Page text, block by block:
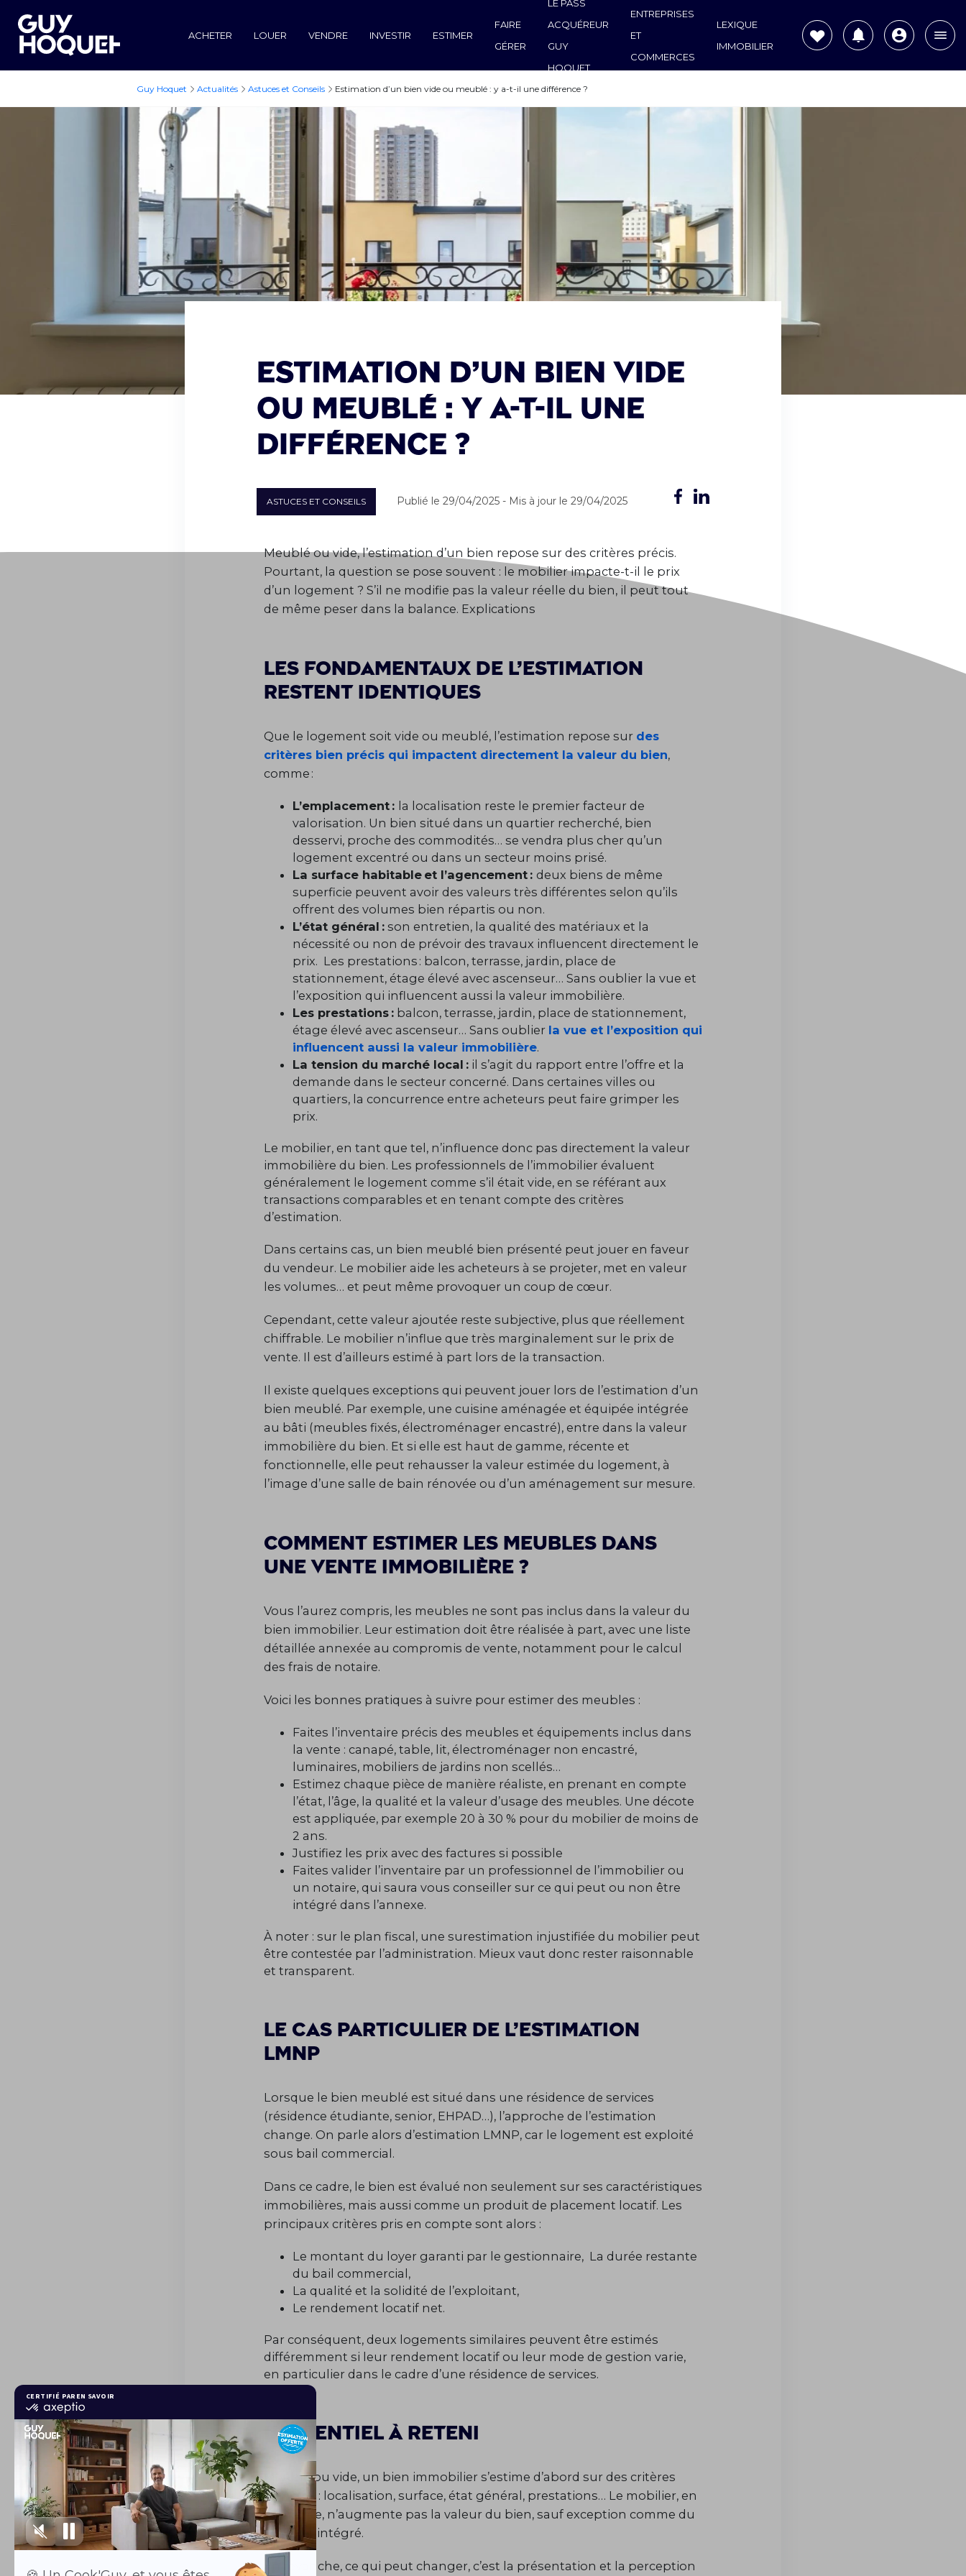
ACHETER LOUER VENDRE INVESTIR ESTIMER
FAIRE
GÉRER
LE PASS
ACQUÉREUR
GUY
HOQUET
ENTREPRISES
ET
COMMERCES
LEXIQUE
IMMOBILIER
Guy Hoquet Actualités Astuces et Conseils Estimation d’un bien vide ou meublé : y a-t-il une différence ?
Estimation d’un bien vide
ou meublé : y a-t-il une
différence ?
ASTUCES ET CONSEILS Publié le 29/04/2025 - Mis à jour le 29/04/2025
Meublé ou vide, l’estimation d’un bien repose sur des critères précis.
Pourtant, la question se pose souvent : le mobilier impacte-t-il le prix
d’un logement ? S’il ne modifie pas la valeur réelle du bien, il peut tout
de même peser dans la balance. Explications
Les fondamentaux de l’estimation
restent identiques
Que le logement soit vide ou meublé, l’estimation repose sur des
critères bien précis qui impactent directement la valeur du bien,
comme :
L’emplacement : la localisation reste le premier facteur de
valorisation. Un bien situé dans un quartier recherché, bien
desservi, proche des commodités… se vendra plus cher qu’un
logement excentré ou dans un secteur moins prisé.
La surface habitable et l’agencement : deux biens de même
superficie peuvent avoir des valeurs très différentes selon qu’ils
offrent des volumes bien répartis ou non.
L’état général : son entretien, la qualité des matériaux et la
nécessité ou non de prévoir des travaux influencent directement le
prix. Les prestations : balcon, terrasse, jardin, place de
stationnement, étage élevé avec ascenseur… Sans oublier la vue et
l’exposition qui influencent aussi la valeur immobilière.
Les prestations : balcon, terrasse, jardin, place de stationnement,
étage élevé avec ascenseur… Sans oublier la vue et l’exposition qui
influencent aussi la valeur immobilière.
La tension du marché local : il s’agit du rapport entre l’offre et la
demande dans le secteur concerné. Dans certaines villes ou
quartiers, la concurrence entre acheteurs peut faire grimper les
prix.
Le mobilier, en tant que tel, n’influence donc pas directement la valeur
immobilière du bien. Les professionnels de l’immobilier évaluent
généralement le logement comme s’il était vide, en se référant aux
transactions comparables et en tenant compte des critères
d’estimation.
Dans certains cas, un bien meublé bien présenté peut jouer en faveur
du vendeur. Le mobilier aide les acheteurs à se projeter, met en valeur
les volumes… et peut même provoquer un coup de cœur.
Cependant, cette valeur ajoutée reste subjective, plus que réellement
chiffrable. Le mobilier n’influe que très marginalement sur le prix de
vente. Il est d’ailleurs estimé à part lors de la transaction.
Il existe quelques exceptions qui peuvent jouer lors de l’estimation d’un
bien meublé. Par exemple, une cuisine aménagée et équipée intégrée
au bâti (meubles fixés, électroménager encastré), entre dans la valeur
immobilière du bien. Et si elle est haut de gamme, récente et
fonctionnelle, elle peut rehausser la valeur estimée du logement, à
l’image d’une salle de bain rénovée ou d’un aménagement sur mesure.
Comment estimer les meubles dans
une vente immobilière ?
Vous l’aurez compris, les meubles ne sont pas inclus dans la valeur du
bien immobilier. Leur estimation doit être réalisée à part, avec une liste
détaillée annexée au compromis de vente, notamment pour le calcul
des frais de notaire.
Voici les bonnes pratiques à suivre pour estimer des meubles :
Faites l’inventaire précis des meubles et équipements inclus dans
la vente : canapé, table, lit, électroménager non encastré,
luminaires, mobiliers de jardins non scellés…
Estimez chaque pièce de manière réaliste, en prenant en compte
l’état, l’âge, la qualité et la valeur d’usage des meubles. Une décote
est appliquée, par exemple 20 à 30 % pour du mobilier de moins de
2 ans.
Justifiez les prix avec des factures si possible
Faites valider l’inventaire par un professionnel de l’immobilier ou
un notaire, qui saura vous conseiller sur ce qui peut ou non être
intégré dans l’annexe.
À noter : sur le plan fiscal, une surestimation injustifiée du mobilier peut
être contestée par l’administration. Mieux vaut donc rester raisonnable
et transparent.
Le cas particulier de l’estimation
LMNP
Lorsque le bien meublé est situé dans une résidence de services
(résidence étudiante, senior, EHPAD…), l’approche de l’estimation
change. On parle alors d’estimation LMNP, car le logement est exploité
sous bail commercial.
Dans ce cadre, le bien est évalué non seulement sur ses caractéristiques
immobilières, mais aussi comme un produit de placement locatif. Les
principaux critères pris en compte sont alors :
Le montant du loyer garanti par le gestionnaire, La durée restante
du bail commercial,
La qualité et la solidité de l’exploitant,
Le rendement locatif net.
Par conséquent, deux logements similaires peuvent être estimés
différemment si leur rendement locatif ou leur mode de gestion varie,
en particulier dans le cadre d’une résidence de services.
L’essentiel à reteni
Meublé ou vide, un bien immobilier s’estime d’abord sur des critères
objectifs : localisation, surface, état général, prestations… Le mobilier, en
lui-même, n’augmente pas la valeur du bien, sauf exception comme du
mobilier intégré.
En revanche, ce qui peut changer, c’est la présentation et la perception